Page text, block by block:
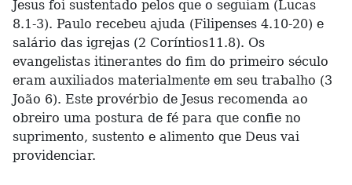
Jesus foi sustentado pelos que o seguiam (Lucas
8.1-3). Paulo recebeu ajuda (Filipenses 4.10-20) e
salário das igrejas (2 Coríntios11.8). Os
evangelistas itinerantes do fim do primeiro século
eram auxiliados materialmente em seu trabalho (3
João 6). Este provérbio de Jesus recomenda ao
obreiro uma postura de fé para que confie no
suprimento, sustento e alimento que Deus vai
providenciar.